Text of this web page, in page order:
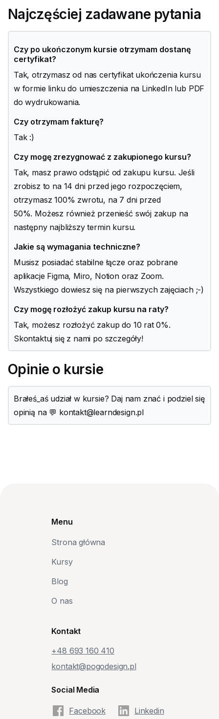
Najczęściej zadawane pytania
Czy po ukończonym kursie otrzymam dostanę
certyfikat?
Tak, otrzymasz od nas certyfikat ukończenia kursu
w formie linku do umieszczenia na LinkedIn lub PDF
do wydrukowania.
Czy otrzymam fakturę?
Tak :)
Czy mogę zrezygnować z zakupionego kursu?
Tak, masz prawo odstąpić od zakupu kursu. Jeśli
zrobisz to na 14 dni przed jego rozpoczęciem,
otrzymasz 100% zwrotu, na 7 dni przed
50%. Możesz również przenieść swój zakup na
następny najbliższy termin kursu.
Jakie są wymagania techniczne?
Musisz posiadać stabilne łącze oraz pobrane
aplikacje Figma, Miro, Notion oraz Zoom.
Wszystkiego dowiesz się na pierwszych zajęciach ;-)
Czy mogę rozłożyć zakup kursu na raty?
Tak, możesz rozłożyć zakup do 10 rat 0%.
Skontaktuj się z nami po szczegóły!
Opinie o kursie
Brałeś_aś udział w kursie? Daj nam znać i podziel się
opinią na 💬 kontakt@learndesign.pl
Menu
Strona główna
Kursy
Blog
O nas
Kontakt
+48‭ 693 160 410‬
kontakt@pogodesign.pl
Social Media
Facebook Linkedin